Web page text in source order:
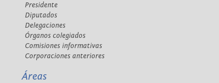
Presidente
Diputados
Delegaciones
Órganos colegiados
Comisiones informativas
Corporaciones anteriores
Áreas